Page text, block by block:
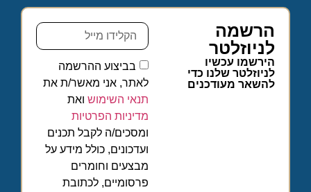
הרשמה
לניוזלטר
הירשמו עכשיו
לניוזלטר שלנו כדי
להשאר מעודכנים
בביצוע ההרשמה
לאתר, אני מאשר/ת את
תנאי השימוש ואת
מדיניות הפרטיות
ומסכים/ה לקבל תכנים
ועדכונים, כולל מידע על
מבצעים וחומרים
פרסומיים, לכתובת